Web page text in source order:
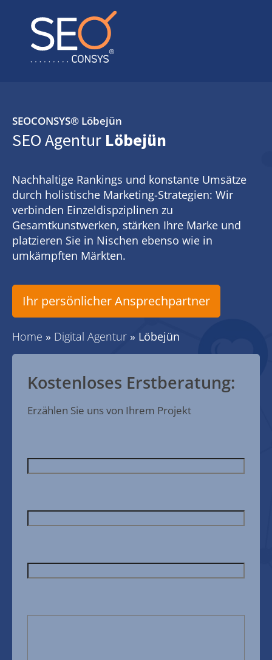
SEOCONSYS® Löbejün
SEO Agentur Löbejün
Nachhaltige Rankings und konstante Umsätze
durch holistische Marketing-Strategien: Wir
verbinden Einzeldispziplinen zu
Gesamtkunstwerken, stärken Ihre Marke und
platzieren Sie in Nischen ebenso wie in
umkämpften Märkten.
Ihr persönlicher Ansprechpartner
Home » Digital Agentur » Löbejün
Kostenloses Erstberatung:
Erzählen Sie uns von Ihrem Projekt